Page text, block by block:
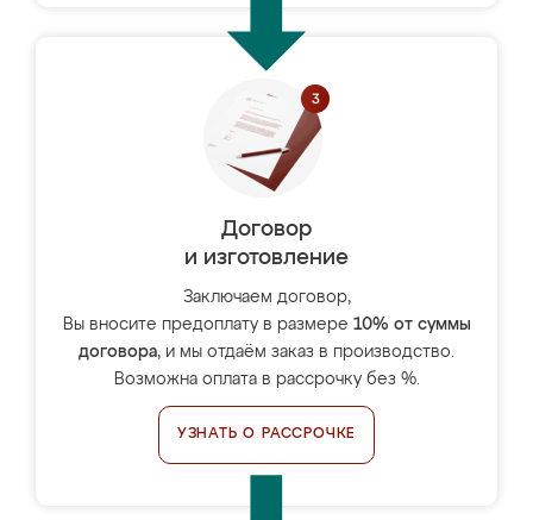
Договор
и изготовление
Заключаем договор,
Вы вносите предоплату в размере 10% от суммы
договора, и мы отдаём заказ в производство.
Возможна оплата в рассрочку без %.
УЗНАТЬ О РАССРОЧКЕ